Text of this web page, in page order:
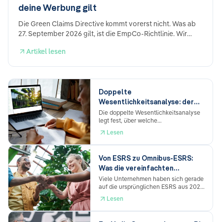
deine Werbung gilt
Die Green Claims Directive kommt vorerst nicht. Was ab
27. September 2026 gilt, ist die EmpCo-Richtlinie. Wir
anfängst.
Artikel lesen
Doppelte
Wesentlichkeitsanalyse: der
vollständige Praxis-Leitfaden
(ESRS 2026)
Die doppelte Wesentlichkeitsanalyse
legt fest, über welche
Nachhaltigkeitsthemen du im CSRD-
Bericht berichten musst. Du bewertest
deine Auswirkungen, Risiken und
Impact (Wirkung deines
Unternehmens nach außen) und
finanziell (Wirkung von
Nachhaltigkeitsthemen auf dein
Unternehmen). Ist eine Richtung
wesentlich, gehört das Thema in den
Lesen
Von ESRS zu Omnibus-ESRS:
Was die vereinfachten
Standards für dein Reporting
bedeuten
Viele Unternehmen haben sich gerade
auf die ursprünglichen ESRS aus 2023
eingestellt – und jetzt kommt die
nächste Version. Der Omnibus-ESRS-
Entwurf von Dezember 2025 bringt
Lesen